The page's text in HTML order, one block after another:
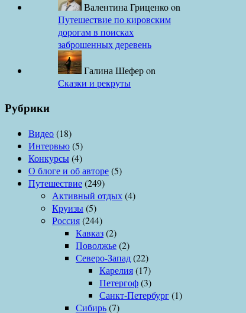
Валентина Гриценкоon
Путешествие по кировским
дорогам в поисках
заброшенных деревень
Галина Шеферon
Сказки и рекруты
Рубрики
Видео(18)
Интервью(5)
Конкурсы(4)
О блоге и об авторе(5)
Путешествие(249)
Активный отдых(4)
Круизы(5)
Россия(244)
Кавказ(2)
Поволжье(2)
Северо-Запад(22)
Карелия(17)
Петергоф(3)
Санкт-Петербург(1)
Сибирь(7)